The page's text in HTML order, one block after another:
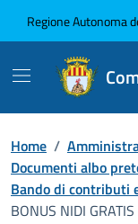
Regione Autonoma
Home /
Documenti albo
Bando di contributi
BONUS NIDI